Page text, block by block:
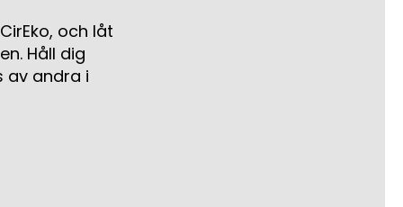
och låt
Håll dig
av andra i